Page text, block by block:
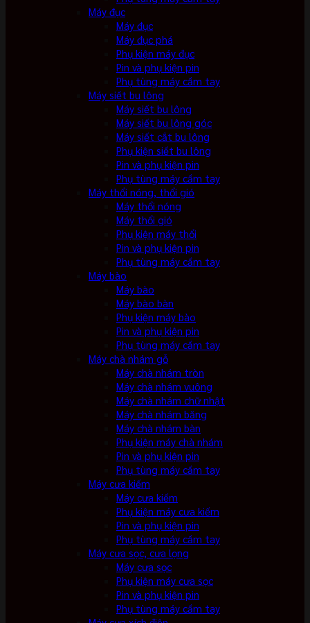
Máy đục
Máy đục
Máy đục phá
Phụ kiện máy đục
Pin và phụ kiện pin
Phụ tùng máy cầm tay
Máy siết bu lông
Máy siết bu lông
Máy siết bu lông góc
Máy siết cắt bu lông
Phụ kiện siết bu lông
Pin và phụ kiện pin
Phụ tùng máy cầm tay
Máy thổi nóng, thổi gió
Máy thổi nóng
Máy thổi gió
Phụ kiện máy thổi
Pin và phụ kiện pin
Phụ tùng máy cầm tay
Máy bào
Máy bào
Máy bào bàn
Phụ kiện máy bào
Pin và phụ kiện pin
Phụ tùng máy cầm tay
Máy chà nhám gỗ
Máy chà nhám tròn
Máy chà nhám vuông
Máy chà nhám chữ nhật
Máy chà nhám băng
Máy chà nhám bàn
Phụ kiện máy chà nhám
Pin và phụ kiện pin
Phụ tùng máy cầm tay
Máy cưa kiếm
Máy cưa kiếm
Phụ kiện máy cưa kiếm
Pin và phụ kiện pin
Phụ tùng máy cầm tay
Máy cưa sọc, cưa lọng
Máy cưa sọc
Phụ kiện máy cưa sọc
Pin và phụ kiện pin
Phụ tùng máy cầm tay